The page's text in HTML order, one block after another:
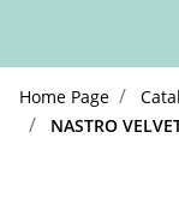
Home Page
NASTRO